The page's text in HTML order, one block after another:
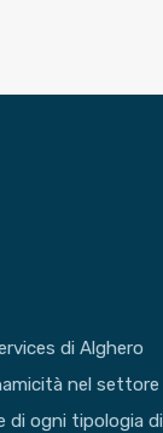
di Alghero
nel settore
di ogni tipologia di